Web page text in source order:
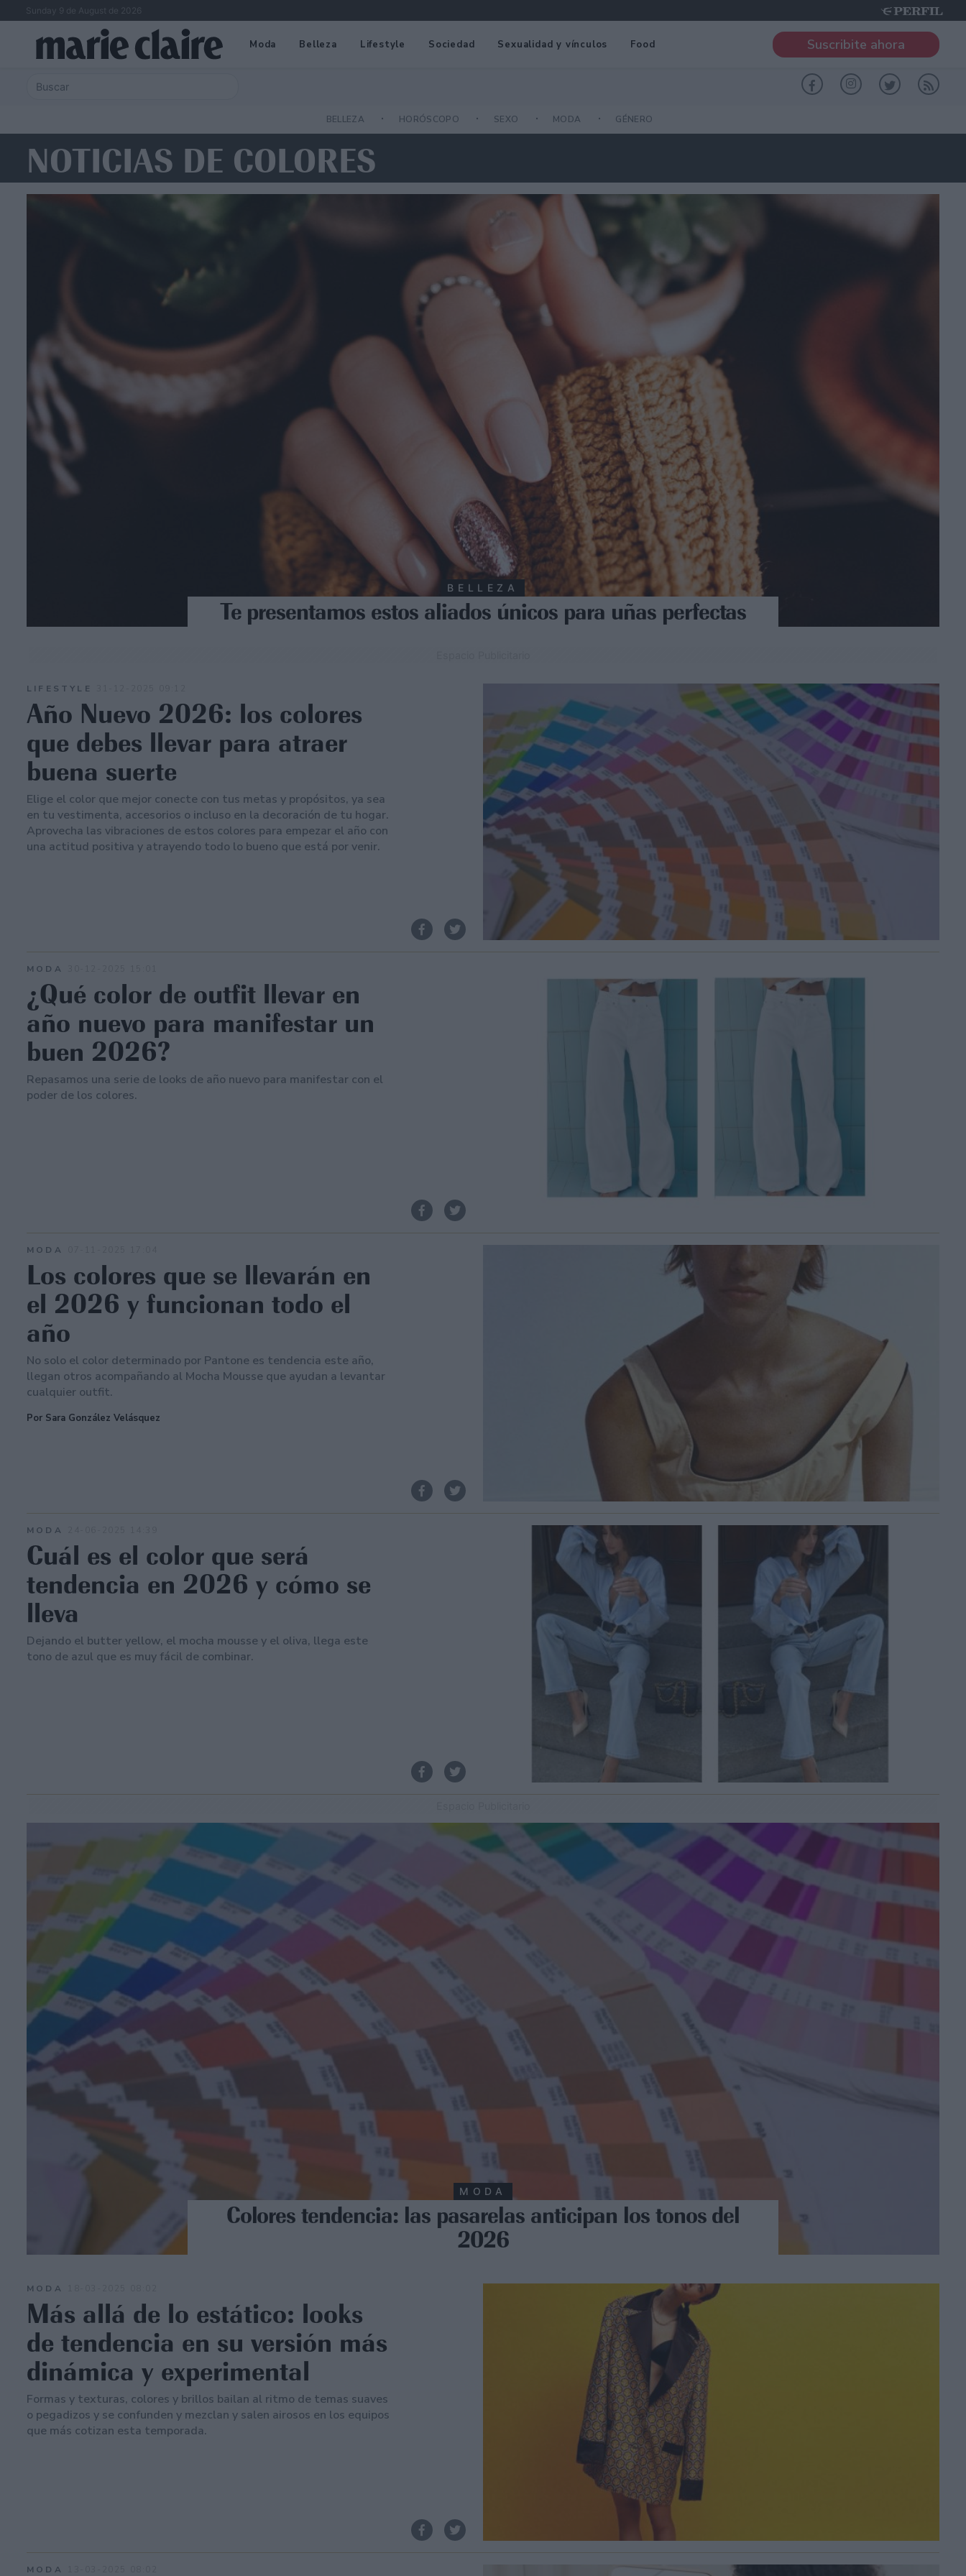
Sunday 9 de August de 2026
Moda Belleza Lifestyle Sociedad Sexualidad y vínculos Food Suscribite ahora
BELLEZA HORÓSCOPO SEXO MODA GÉNERO
NOTICIAS DE COLORES
BELLEZA
Te presentamos estos aliados únicos para uñas perfectas
LIFESTYLE
Año Nuevo 2026: los colores
que debes llevar para atraer
buena suerte
Elige el color que mejor conecte con tus metas y propósitos, ya sea
en tu vestimenta, accesorios o incluso en la decoración de tu hogar.
Aprovecha las vibraciones de estos colores para empezar el año con
una actitud positiva y atrayendo todo lo bueno que está por venir.
MODA
¿Qué color de outfit llevar en
año nuevo para manifestar un
buen 2026?
Repasamos una serie de looks de año nuevo para manifestar con el
poder de los colores.
MODA
Los colores que se llevarán en
el 2026 y funcionan todo el
año
No solo el color determinado por Pantone es tendencia este año,
llegan otros acompañando al Mocha Mousse que ayudan a levantar
cualquier outfit.
Por Sara González Velásquez
MODA
Cuál es el color que será
tendencia en 2026 y cómo se
lleva
Dejando el butter yellow, el mocha mousse y el oliva, llega este
tono de azul que es muy fácil de combinar.
MODA
Colores tendencia: las pasarelas anticipan los tonos del
2026
MODA
Más allá de lo estático: looks
de tendencia en su versión más
dinámica y experimental
Formas y texturas, colores y brillos bailan al ritmo de temas suaves
o pegadizos y se confunden y mezclan y salen airosos en los equipos
que más cotizan esta temporada.
MODA